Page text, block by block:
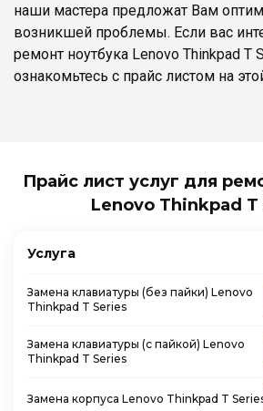
наши мастера предложат Вам
возникшей проблемы. Если вас
ремонт ноутбука Lenovo Thinkpad T
ознакомьтесь с прайс листом на
Прайс лист услуг для
Lenovo Thinkpad T
Услуга
Замена клавиатуры (без пайки) Lenovo
Thinkpad T Series
Замена клавиатуры (с пайкой) Lenovo
Thinkpad T Series
Замена корпуса Lenovo Thinkpad T